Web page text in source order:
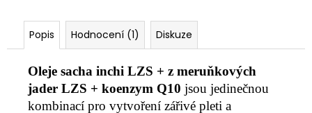
Popis Hodnocení (1) Diskuze
Oleje sacha inchi LZS + z meruňkových
jader LZS + koenzym Q10 jsou jedinečnou
kombinací pro vytvoření zářivé pleti a
WAYUSA
KAKAOVÁ
129
Kč